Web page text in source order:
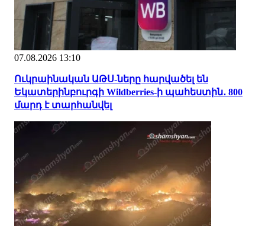
07.08.2026 13:10
Ուկրաինական ԱԹՍ-ները հարվածել են
Եկատերինբուրգի Wildberries-ի պահեստին․ 800
մարդ է տարհանվել